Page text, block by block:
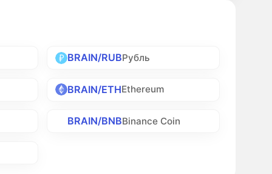
BRAIN/RUBРубль
BRAIN/ETHEthereum
BRAIN/BNBBinance Coin